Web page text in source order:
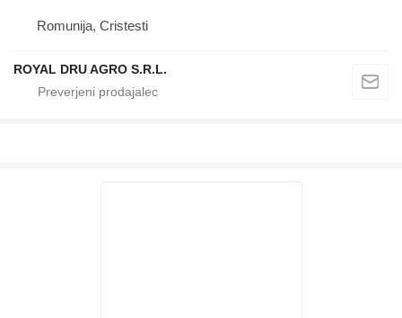
Romunija, Cristesti
ROYAL DRU AGRO S.R.L.